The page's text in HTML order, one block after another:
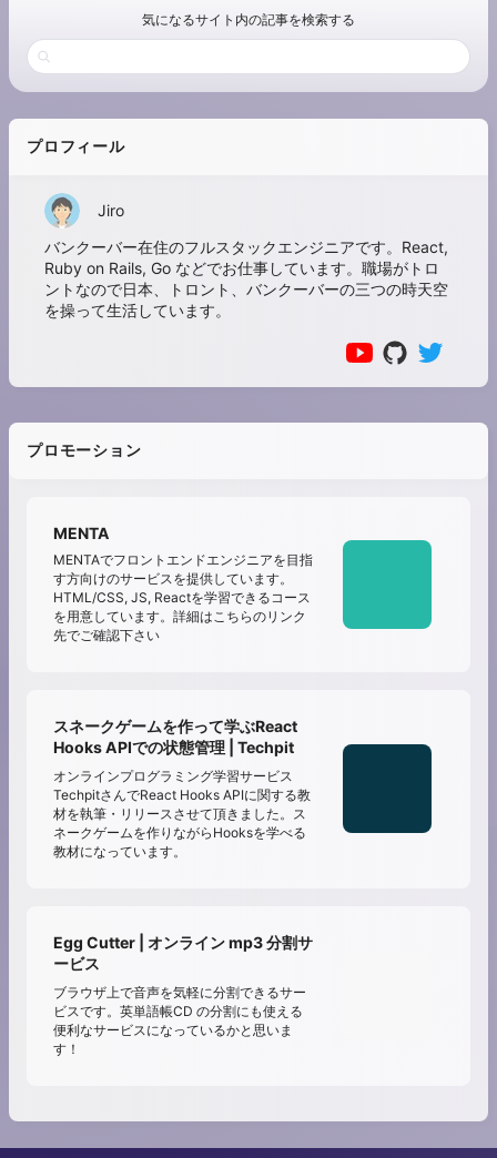
気になるサイト内の記事を検索する
プロフィール
Jiro
バンクーバー在住のフルスタックエンジニアです。React,
Ruby on Rails, Go などでお仕事しています。職場がトロ
ントなので日本、トロント、バンクーバーの三つの時天空
を操って生活しています。
プロモーション
MENTA
MENTAでフロントエンドエンジニアを目指
す方向けのサービスを提供しています。
HTML/CSS, JS, Reactを学習できるコース
を用意しています。詳細はこちらのリンク
先でご確認下さい
スネークゲームを作って学ぶReact
Hooks APIでの状態管理 | Techpit
オンラインプログラミング学習サービス
TechpitさんでReact Hooks APIに関する教
材を執筆・リリースさせて頂きました。ス
ネークゲームを作りながらHooksを学べる
教材になっています。
Egg Cutter | オンライン mp3 分割サ
ービス
ブラウザ上で音声を気軽に分割できるサー
ビスです。英単語帳CD の分割にも使える
便利なサービスになっているかと思いま
す！